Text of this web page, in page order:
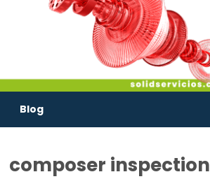
Blog
composer inspection